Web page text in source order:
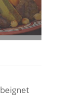
beignet